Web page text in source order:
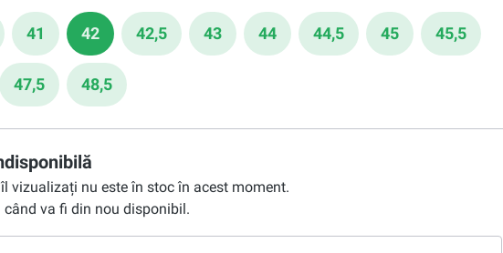
41 42 42,5 43 44 44,5 45 45,5
47,5 48,5
vizualizați nu este în stoc în acest moment.
va fi din nou disponibil.